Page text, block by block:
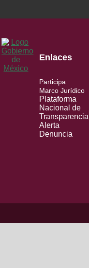
Enlaces
Participa
Marco Jurídico
Plataforma
Nacional de
Transparencia
Alerta
Denuncia